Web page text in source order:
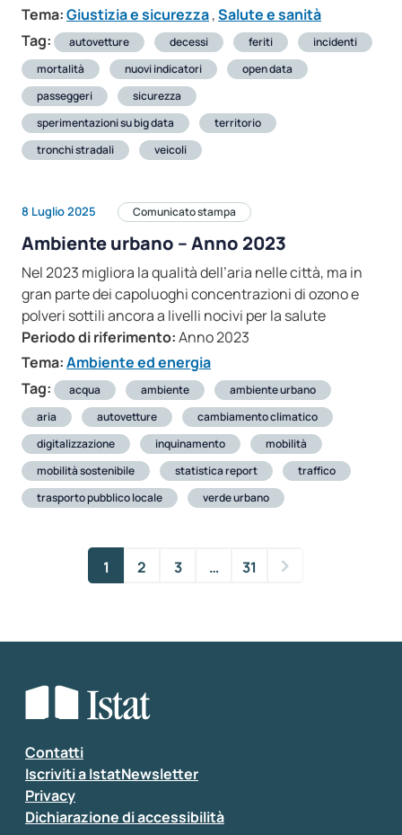
Tema:Giustizia e sicurezza,Salute e sanità
Tag:
autovetture decessi feriti
incidenti
mortalità
nuovi indicatori
open data
passeggeri
sicurezza
sperimentazioni su big data
territorio
tronchi stradali
veicoli
8 Luglio 2025 Comunicato stampa
Ambiente urbano – Anno 2023
Nel 2023 migliora la qualità dell’aria nelle città, ma in
gran parte dei capoluoghi concentrazioni di ozono e
polveri sottili ancora a livelli nocivi per la salute
Periodo di riferimento:Anno 2023
Tema:Ambiente ed energia
Tag:
acqua ambiente
ambiente urbano
aria
autovetture
cambiamento climatico
digitalizzazione
inquinamento
mobilità
mobilità sostenibile
statistica report
traffico
trasporto pubblico locale
verde urbano
1 2 3 … 31
Contatti
Iscriviti a IstatNewsletter
Privacy
Dichiarazione di accessibilità